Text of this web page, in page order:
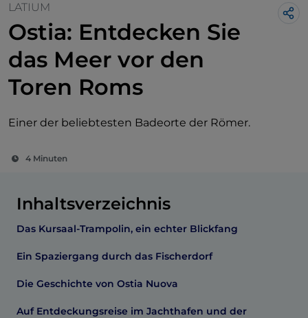
LATIUM
Ostia: Entdecken Sie
das Meer vor den
Toren Roms
Einer der beliebtesten Badeorte der Römer.
4 Minuten
Inhaltsverzeichnis
Das Kursaal-Trampolin, ein echter Blickfang
Ein Spaziergang durch das Fischerdorf
Die Geschichte von Ostia Nuova
Auf Entdeckungsreise im Jachthafen und der